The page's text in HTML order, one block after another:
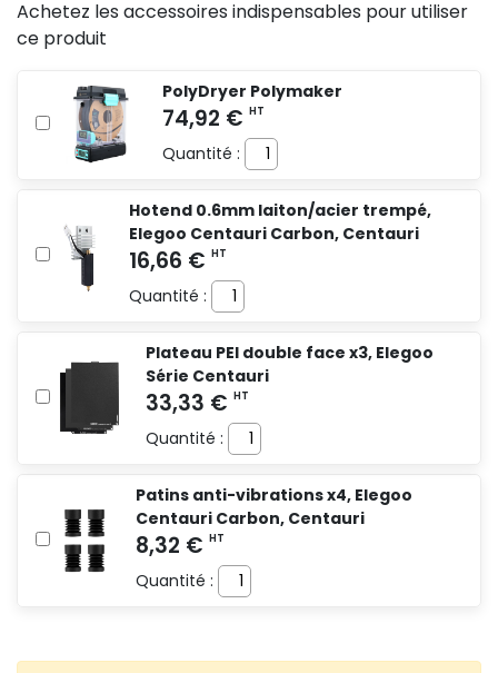
Achetez les accessoires indispensables pour utiliser
ce produit
PolyDryer Polymaker
Quantité :
Hotend 0.6mm laiton/acier trempé,
Elegoo Centauri Carbon, Centauri
Quantité :
Plateau PEI double face x3, Elegoo
Série Centauri
Quantité :
Patins anti-vibrations x4, Elegoo
Centauri Carbon, Centauri
Quantité :